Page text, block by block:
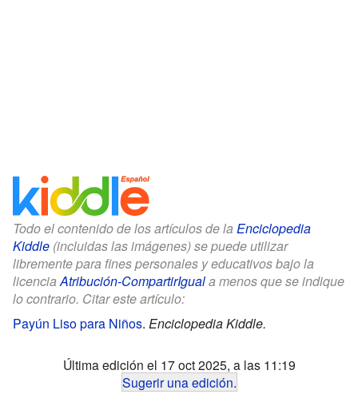
Todo el contenido de los artículos de la Enciclopedia
Kiddle (incluidas las imágenes) se puede utilizar
libremente para fines personales y educativos bajo la
licenciaAtribución-CompartirIguala menos que se indique
lo contrario. Citar este artículo:
Payún Liso para Niños. Enciclopedia Kiddle.
Última edición el 17 oct 2025, a las 11:19
Sugerir una edición.